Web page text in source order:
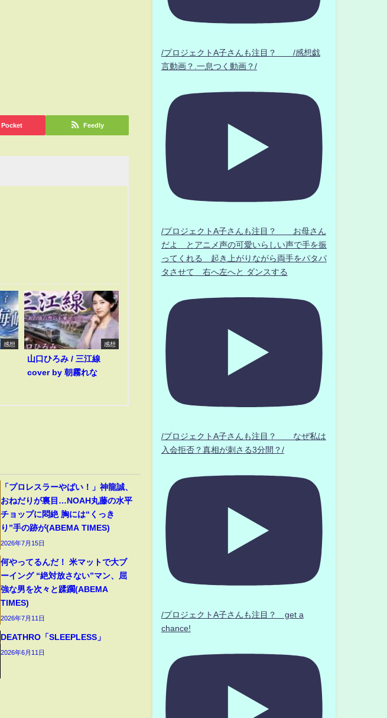
Pocket Feedly
感想 感想
山口ひろみ / 三江線
cover by 朝霧れな
「プロレスラーやばい！」神龍誠、
おねだりが裏目…NOAH丸藤の水平
チョップに悶絶 胸には“くっき
り”手の跡が(ABEMA TIMES)
2026年7月15日
何やってるんだ！ 米マットで大ブ
ーイング “絶対放さない”マン、屈
強な男を次々と蹂躙(ABEMA
TIMES)
2026年7月11日
DEATHRO「SLEEPLESS」
2026年6月11日
/プロジェクトA子さんも注目？ /感想戯
言動画？.一息つく動画？/
/プロジェクトA子さんも注目？ お母さん
だよ とアニメ声の可愛いらしい声で手を振
ってくれる 起き上がりながら両手をパタパ
タさせて 右へ左へと ダンスする
/プロジェクトA子さんも注目？ なぜ私は
入会拒否？真相が刺さる3分間？/
/プロジェクトA子さんも注目？ get a
chance!